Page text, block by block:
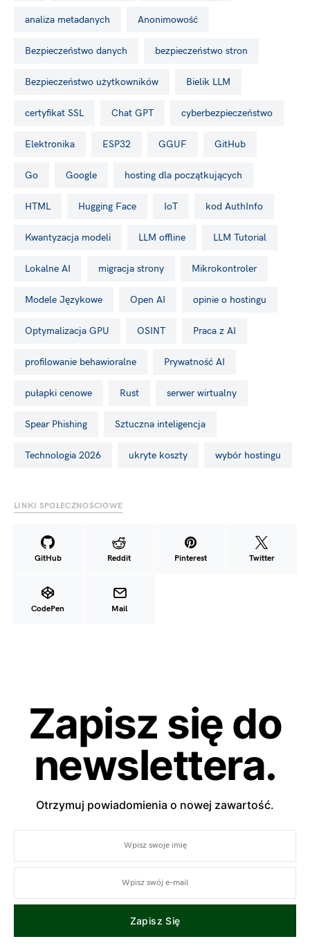
analiza metadanych Anonimowość
Bezpieczeństwo danych bezpieczeństwo stron
Bezpieczeństwo użytkowników Bielik LLM
certyfikat SSL Chat GPT cyberbezpieczeństwo
Elektronika ESP32 GGUF GitHub
Go Google hosting dla początkujących
HTML Hugging Face IoT kod AuthInfo
Kwantyzacja modeli LLM offline LLM Tutorial
Lokalne AI migracja strony Mikrokontroler
Modele Językowe Open AI opinie o hostingu
Optymalizacja GPU OSINT Praca z AI
profilowanie behawioralne Prywatność AI
pułapki cenowe Rust serwer wirtualny
Spear Phishing Sztuczna inteligencja
Technologia 2026 ukryte koszty wybór hostingu
LINKI SPOŁECZNOŚCIOWE
GitHub Reddit Pinterest Twitter
CodePen Mail
Zapisz się do
newslettera.
Otrzymuj powiadomienia o nowej zawartość.
Zapisz Się